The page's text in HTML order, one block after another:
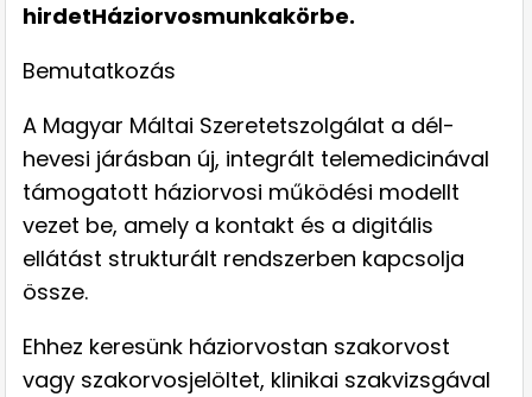
hirdetHáziorvosmunkakörbe.
Bemutatkozás
A Magyar Máltai Szeretetszolgálat a dél-
hevesi járásban új, integrált telemedicinával
támogatott háziorvosi működési modellt
vezet be, amely a kontakt és a digitális
ellátást strukturált rendszerben kapcsolja
össze.
Ehhez keresünk háziorvostan szakorvost
vagy szakorvosjelöltet, klinikai szakvizsgával